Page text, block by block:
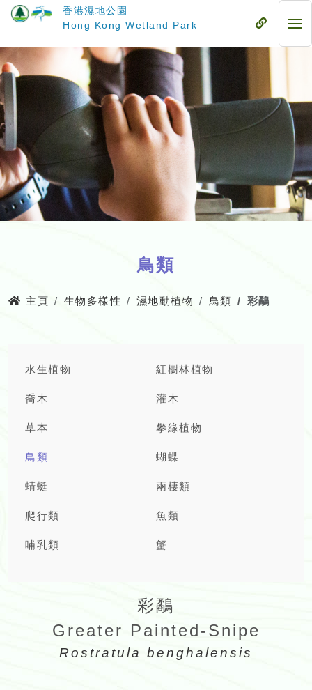
要
內
容
香港濕地公園
Hong Kong Wetland Park
流
流
動
鳥類
主頁 生物多樣性 濕地動植物 鳥類 彩鷸
水生植物 紅樹林植物
喬木 灌木
草本 攀緣植物
鳥類 蝴蝶
蜻蜓 兩棲類
爬行類 魚類
哺乳類 蟹
彩鷸
Greater Painted-Snipe
Rostratula benghalensis